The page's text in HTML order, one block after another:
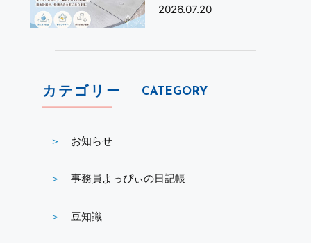
2026.07.20
カテゴリー CATEGORY
お知らせ
事務員よっぴぃの日記帳
豆知識